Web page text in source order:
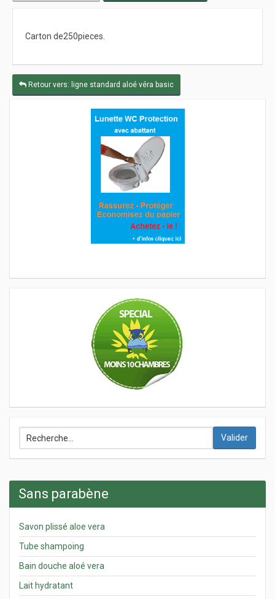
Carton de250pieces.
Retour vers: ligne standard aloé véra basic
Valider
Sans parabène
Savon plissé aloe vera
Tube shampoing
Bain douche aloé vera
Lait hydratant